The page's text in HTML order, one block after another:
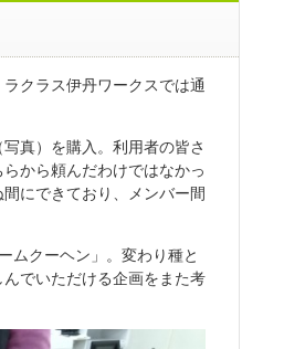
クラス伊丹ワークスでは通
真）を購入。利用者の皆さ
から頼んだわけではなかっ
にできており、メンバー間
ムクーヘン」。変わり種と
でいただける企画をまた考